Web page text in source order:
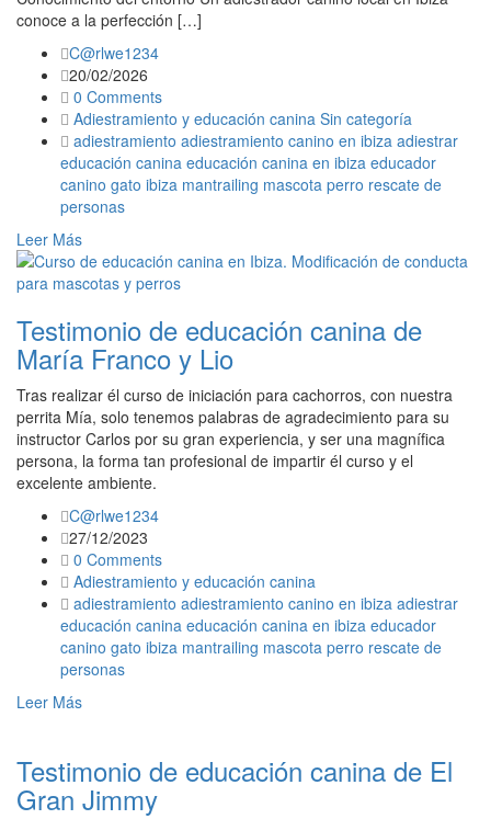
conoce a la perfección […]
C@rlwe1234
20/02/2026
0 Comments
Adiestramiento y educación canina Sin categoría
adiestramiento adiestramiento canino en ibiza adiestrar
educación canina educación canina en ibiza educador
canino gato ibiza mantrailing mascota perro rescate de
personas
Leer Más
Testimonio de educación canina de
María Franco y Lio
Tras realizar él curso de iniciación para cachorros, con nuestra
perrita Mía, solo tenemos palabras de agradecimiento para su
instructor Carlos por su gran experiencia, y ser una magnífica
persona, la forma tan profesional de impartir él curso y el
excelente ambiente.
C@rlwe1234
27/12/2023
0 Comments
Adiestramiento y educación canina
adiestramiento adiestramiento canino en ibiza adiestrar
educación canina educación canina en ibiza educador
canino gato ibiza mantrailing mascota perro rescate de
personas
Leer Más
Testimonio de educación canina de El
Gran Jimmy